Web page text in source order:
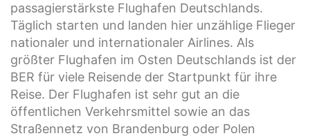
passagierstärkste Flughafen Deutschlands.
Täglich starten und landen hier unzählige Flieger
nationaler und internationaler Airlines. Als
größter Flughafen im Osten Deutschlands ist der
BER für viele Reisende der Startpunkt für ihre
Reise. Der Flughafen ist sehr gut an die
öffentlichen Verkehrsmittel sowie an das
Straßennetz von Brandenburg oder Polen